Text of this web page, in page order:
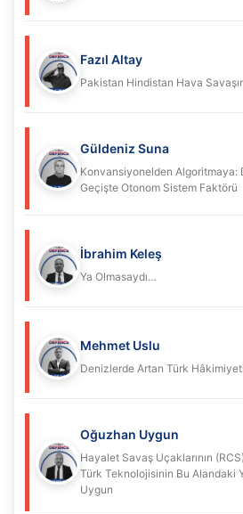
Fazıl Altay
Pakistan Hindistan Hava
Güldeniz Suna
Konvansiyonelden Algoritmaya:
Geçişte Otonom Sistem Faktörü
İbrahim Keleş
Ya Olmasaydı…
Mehmet Uslu
Denizlerde Artan Türk
Oğuzhan Uygun
Hayalet Savaş Uçaklarının
Türk Teknolojisinin Bu Alandaki
Uygun